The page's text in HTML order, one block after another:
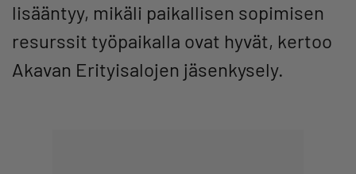
lisääntyy, mikäli paikallisen sopimisen
resurssit työpaikalla ovat hyvät, kertoo
Akavan Erityisalojen jäsenkysely.